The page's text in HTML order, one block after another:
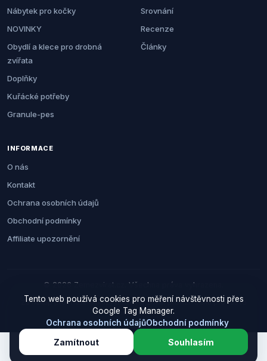
Nábytek pro kočky
NOVINKY
Obydlí a klece pro drobná
zvířata
Doplňky
Kuřácké potřeby
Granule-pes
Srovnání
Recenze
Články
INFORMACE
O nás
Kontakt
Ochrana osobních údajů
Obchodní podmínky
Affiliate upozornění
© 2026 Zemezvirat.cz. Všechna práva vyhrazena.
Za nákup přes naše odkazy můžeme získat provizi. Cenu pro vás to
neovlivní.
Tento web používá cookies pro měření návštěvnosti přes
Google Tag Manager.
Ochrana osobních údajůObchodní podmínky
Zamítnout Souhlasím